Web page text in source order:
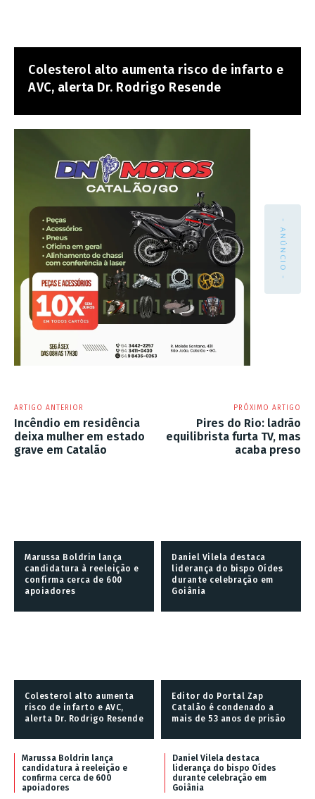
Colesterol alto aumenta risco de infarto e
AVC, alerta Dr. Rodrigo Resende
- ANÚNCIO -
ARTIGO ANTERIOR
Incêndio em residência
deixa mulher em estado
grave em Catalão
PRÓXIMO ARTIGO
Pires do Rio: ladrão
equilibrista furta TV, mas
acaba preso
Marussa Boldrin lança
candidatura à reeleição e
confirma cerca de 600
apoiadores
Daniel Vilela destaca
liderança do bispo Oídes
durante celebração em
Goiânia
Colesterol alto aumenta
risco de infarto e AVC,
alerta Dr. Rodrigo Resende
Editor do Portal Zap
Catalão é condenado a
mais de 53 anos de prisão
Marussa Boldrin lança
candidatura à reeleição e
confirma cerca de 600
apoiadores
Daniel Vilela destaca
liderança do bispo Oídes
durante celebração em
Goiânia